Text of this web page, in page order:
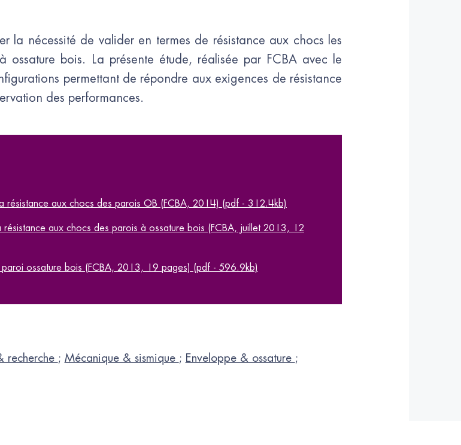
la nécessité de valider en termes de résistance aux chocs les
ossature bois. La présente étude, réalisée par FCBA avec le
permettant de répondre aux exigences de résistance
des performances.
résistance aux chocs des parois OB (FCBA, 2014) (pdf - 312.4kb)
aux chocs des parois à ossature bois (FCBA, juillet 2013, 12
paroi ossature bois (FCBA, 2013, 19 pages) (pdf - 596.9kb)
recherche ; Mécanique & sismique ; Enveloppe & ossature ;